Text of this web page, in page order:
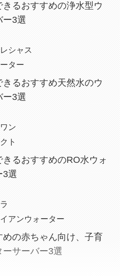
るおすすめの浄水型ウ
ー3選
シャス
ター
るおすすめ天然水のウ
ー3選
ン
ト
るおすすめのRO水ウォ
3選
アンウォーター
の赤ちゃん向け、子育
サーバー3選